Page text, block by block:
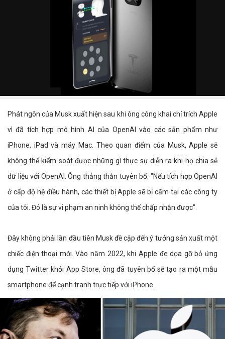
Phát ngôn của Musk xuất hiện sau khi ông công khai chỉ trích Apple
vì đã tích hợp mô hình AI của OpenAI vào các sản phẩm như
iPhone, iPad và máy Mac. Theo quan điểm của Musk, Apple sẽ
không thể kiểm soát được những gì thực sự diễn ra khi họ chia sẻ
dữ liệu với OpenAI. Ông thẳng thắn tuyên bố: "Nếu tích hợp OpenAI
ở cấp độ hệ điều hành, các thiết bị Apple sẽ bị cấm tại các công ty
của tôi. Đó là sự vi phạm an ninh không thể chấp nhận được".
Đây không phải lần đầu tiên Musk đề cập đến ý tưởng sản xuất một
chiếc điện thoại mới. Vào năm 2022, khi Apple đe dọa gỡ bỏ ứng
dụng Twitter khỏi App Store, ông đã tuyên bố sẽ tạo ra một mẫu
smartphone để cạnh tranh trực tiếp với iPhone.